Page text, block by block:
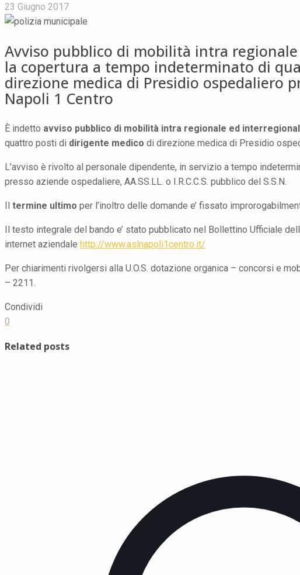
23 Giugno 2017
Avviso pubblico di mobilità intra
la copertura a tempo indeterminato di
direzione medica di Presidio ospedaliero
Napoli 1 Centro
È indetto avviso pubblico di mobilità intra regionale ed
quattro posti di dirigente medico di direzione medica di Presidio
L’avviso è rivolto al personale dipendente, in servizio a tempo
presso aziende ospedaliere, AA.SS.LL. o I.R.C.C.S. pubblico del S.S.N.
Il termine ultimo per l’inoltro delle domande e’ fissato
Il testo integrale del bando e’ stato pubblicato nel Bollettino Ufficiale
internet aziendale http://www.aslnapoli1centro.it/
Per chiarimenti rivolgersi alla U.O.S. dotazione organica – concorsi e
– 2211.
Condividi
0
Related posts